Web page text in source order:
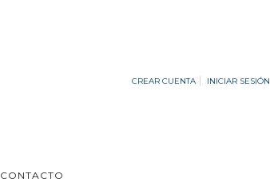
CREAR CUENTA INICIAR SESIÓN
CONTACTO